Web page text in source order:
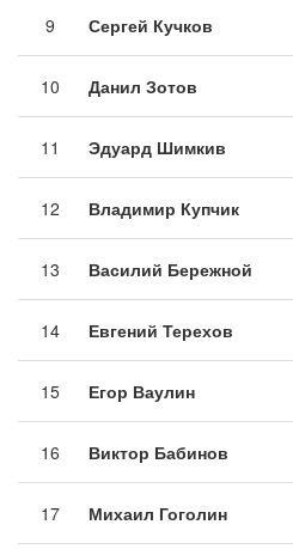
9 Сергей Кучков
10 Данил Зотов
11 Эдуард Шимкив
12 Владимир Купчик
13 Василий Бережной
14 Евгений Терехов
15 Егор Ваулин
16 Виктор Бабинов
17 Михаил Гоголин